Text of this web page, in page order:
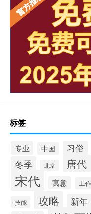
标签
专业 中国 习俗
冬季 北京 唐代
宋代 寓意 工作
技能 攻略 新年